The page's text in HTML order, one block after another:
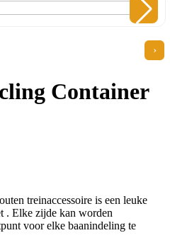
›
Container
treinaccessoire is een leuke
. Elke zijde kan worden
voor elke baanindeling te